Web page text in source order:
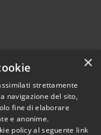
© 2026 • Town of
×
strettamente
navigazione del sito,
fine di elaborare
e anonime.
policy al seguente link